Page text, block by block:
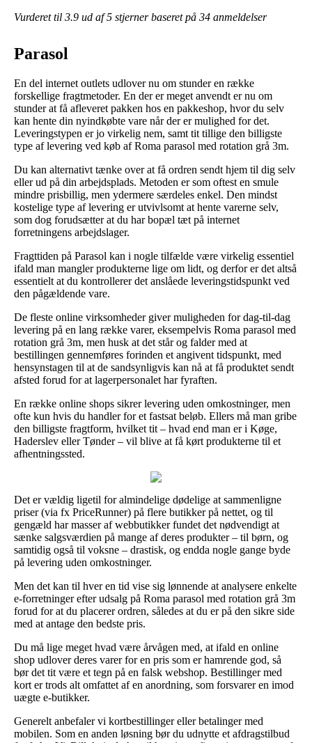
Vurderet til 3.9 ud af 5 stjerner baseret på 34 anmeldelser
Parasol
En del internet outlets udlover nu om stunder en række
forskellige fragtmetoder. En der er meget anvendt er nu om
stunder at få afleveret pakken hos en pakkeshop, hvor du selv
kan hente din nyindkøbte vare når der er mulighed for det.
Leveringstypen er jo virkelig nem, samt tit tillige den billigste
type af levering ved køb af Roma parasol med rotation grå 3m.
Du kan alternativt tænke over at få ordren sendt hjem til dig selv
eller ud på din arbejdsplads. Metoden er som oftest en smule
mindre prisbillig, men ydermere særdeles enkel. Den mindst
kostelige type af levering er utvivlsomt at hente varerne selv,
som dog forudsætter at du har bopæl tæt på internet
forretningens arbejdslager.
Fragttiden på Parasol kan i nogle tilfælde være virkelig essentiel
ifald man mangler produkterne lige om lidt, og derfor er det altså
essentielt at du kontrollerer det anslåede leveringstidspunkt ved
den pågældende vare.
De fleste online virksomheder giver muligheden for dag-til-dag
levering på en lang række varer, eksempelvis Roma parasol med
rotation grå 3m, men husk at det står og falder med at
bestillingen gennemføres forinden et angivent tidspunkt, med
hensynstagen til at de sandsynligvis kan nå at få produktet sendt
afsted forud for at lagerpersonalet har fyraften.
En række online shops sikrer levering uden omkostninger, men
ofte kun hvis du handler for et fastsat beløb. Ellers må man gribe
den billigste fragtform, hvilket tit – hvad end man er i Køge,
Haderslev eller Tønder – vil blive at få kørt produkterne til et
afhentningssted.
Det er vældig ligetil for almindelige dødelige at sammenligne
priser (via fx PriceRunner) på flere butikker på nettet, og til
gengæld har masser af webbutikker fundet det nødvendigt at
sænke salgsværdien på mange af deres produkter – til børn, og
samtidig også til voksne – drastisk, og endda nogle gange byde
på levering uden omkostninger.
Men det kan til hver en tid vise sig lønnende at analysere enkelte
e-forretninger efter udsalg på Roma parasol med rotation grå 3m
forud for at du placerer ordren, således at du er på den sikre side
med at antage den bedste pris.
Du må lige meget hvad være årvågen med, at ifald en online
shop udlover deres varer for en pris som er hamrende god, så
bør det tit være et tegn på en falsk webshop. Bestillinger med
kort er trods alt omfattet af en anordning, som forsvarer en imod
uægte e-butikker.
Generelt anbefaler vi kortbestillinger eller betalinger med
mobilen. Som en anden løsning bør du udnytte et afdragstilbud